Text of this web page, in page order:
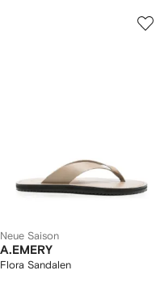
Neue Saison
A.EMERY
Flora Sandalen